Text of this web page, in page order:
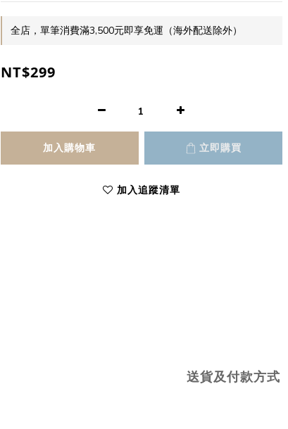
全店，單筆消費滿3,500元即享免運（海外配送除外）
NT$299
加入購物車 立即購買
加入追蹤清單
送貨及付款方式